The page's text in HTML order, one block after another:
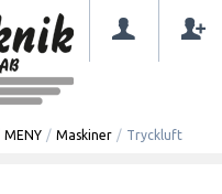
MENY / Maskiner / Tryckluft